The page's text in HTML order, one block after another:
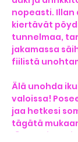
nopeasti. Illan
kiertävät
tunnelmaa,
jakamassa
fiilistä
Älä unohda
valoissa!
jaa hetkesi
tägätä
@monsieurk